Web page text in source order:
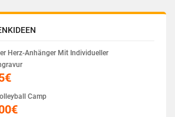
Herz-Anhänger Mit Individueller
€
Camp
€